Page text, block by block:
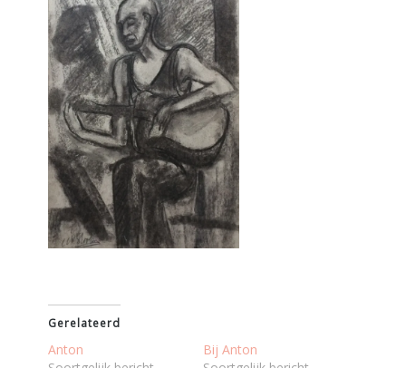
Gerelateerd
Anton
Bij Anton